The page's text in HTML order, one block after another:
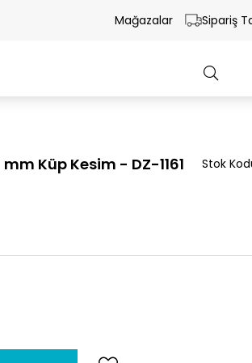
Mağazalar Sipariş
Küp Kesim - DZ-1161 Stok